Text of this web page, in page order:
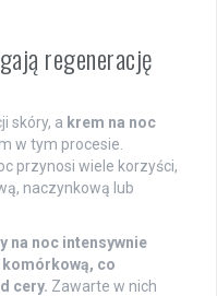
regenerację
skóry, a krem na noc
w tym procesie.
przynosi wiele korzyści,
naczynkową lub
na noc intensywnie
co
cery. Zawarte w nich